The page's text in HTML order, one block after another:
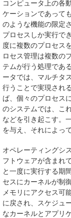
コンピュータ上の各
ケーションであって
のような機能の限定
プロセスしか実行で
度に複数のプロセス
ロセス管理は複数の
テムが行う処理であ
ータでは、マルチタ
行うことで実現され
ば、個々のプロセス
のシステムでは、こ
などを引き起こす。
を与え、それによっ
オペレーティングシ
フトウェアが含まれ
と一度に実行する期
セスにカーネルが制
メモリにアクセス可
に戻され、スケジュ
なカーネルとアプリ